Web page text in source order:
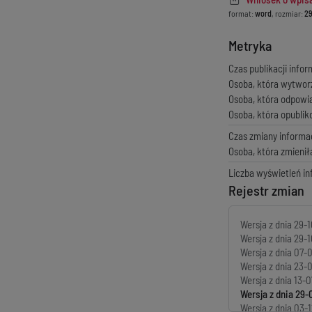
format: word, rozmiar:
Metryka
Czas publikacji
Osoba, która
Osoba, która
Osoba, która
Czas zmiany
Osoba, która
Liczba wyświetleń
Rejestr zmian
Wersja z dnia 29-
Wersja z dnia 29-
Wersja z dnia 07-
Wersja z dnia 23-
Wersja z dnia 13-
Wersja z dnia29-
Wersja z dnia 03-